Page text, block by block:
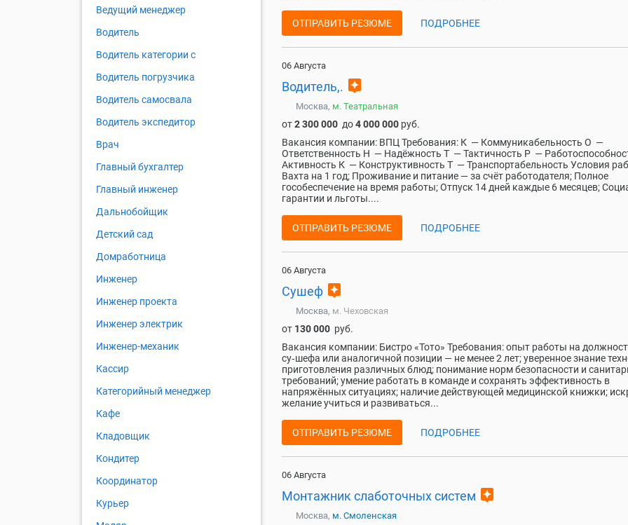
ОТПРАВИТЬ РЕЗЮМЕ ПОДРОБНЕЕ
06 Августа
Водитель,. assistant
Москва, м. Театральная
от2 300 000 до4 000 000 руб.
Вакансия компании: ВПЦ Требования: К — Коммуникабельность О —
Ответственность Н — Надёжность Т — Тактичность Р —
Активность К — Конструктивность Т — Транспортабельность Условия
Вахта на 1 год; Проживание и питание — за счёт работодателя; Полное
гособеспечение на время работы; Отпуск 14 дней каждые 6 месяцев;
гарантии и льготы....
ОТПРАВИТЬ РЕЗЮМЕ ПОДРОБНЕЕ
06 Августа
Сушеф assistant
Москва, м. Чеховская
от 130 000 руб.
Вакансия компании: Бистро «Тото» Требования: опыт работы на
су‑шефа или аналогичной позиции — не менее 2 лет; уверенное знание
приготовления различных блюд; понимание норм безопасности и
требований; умение работать в команде и сохранять эффективность в
напряжённых ситуациях; наличие действующей медицинской книжки;
желание учиться и развиваться...
ОТПРАВИТЬ РЕЗЮМЕ ПОДРОБНЕЕ
06 Августа
Монтажник слаботочных систем assistant
Москва, м. Смоленская
Ведущий менеджер
Водитель
Водитель категории c
Водитель погрузчика
Водитель самосвала
Водитель экспедитор
Врач
Главный бухгалтер
Главный инженер
Дальнобойщик
Детский сад
Домработница
Инженер
Инженер проекта
Инженер электрик
Инженер-механик
Кассир
Категорийный менеджер
Кафе
Кладовщик
Кондитер
Координатор
Курьер